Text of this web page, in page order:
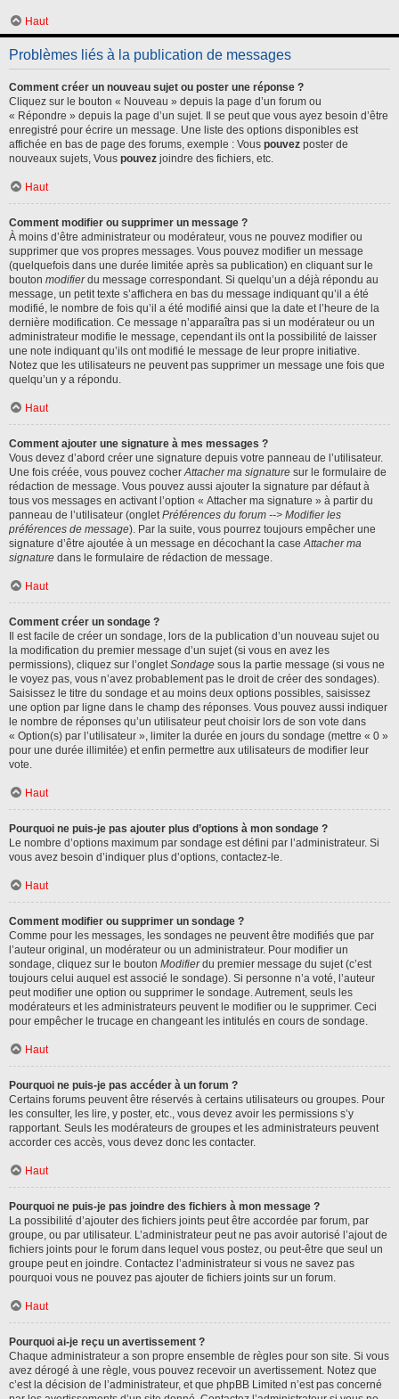
Haut
Problèmes liés à la publication de messages
Comment créer un nouveau sujet ou poster une réponse ?
Cliquez sur le bouton « Nouveau » depuis la page d’un forum ou
« Répondre » depuis la page d’un sujet. Il se peut que vous ayez besoin d’être
enregistré pour écrire un message. Une liste des options disponibles est
affichée en bas de page des forums, exemple : Vous pouvez poster de
nouveaux sujets, Vous pouvez joindre des fichiers, etc.
Haut
Comment modifier ou supprimer un message ?
À moins d’être administrateur ou modérateur, vous ne pouvez modifier ou
supprimer que vos propres messages. Vous pouvez modifier un message
(quelquefois dans une durée limitée après sa publication) en cliquant sur le
bouton modifierdu message correspondant. Si quelqu’un a déjà répondu au
message, un petit texte s’affichera en bas du message indiquant qu’il a été
modifié, le nombre de fois qu’il a été modifié ainsi que la date et l’heure de la
dernière modification. Ce message n’apparaîtra pas si un modérateur ou un
administrateur modifie le message, cependant ils ont la possibilité de laisser
une note indiquant qu’ils ont modifié le message de leur propre initiative.
Notez que les utilisateurs ne peuvent pas supprimer un message une fois que
quelqu’un y a répondu.
Haut
Comment ajouter une signature à mes messages ?
Vous devez d’abord créer une signature depuis votre panneau de l’utilisateur.
Une fois créée, vous pouvez cocherAttacher ma signature sur le formulaire de
rédaction de message. Vous pouvez aussi ajouter la signature par défaut à
tous vos messages en activant l’option « Attacher ma signature » à partir du
panneau de l’utilisateur (ongletPréférences du forum --> Modifier les
préférences de message). Par la suite, vous pourrez toujours empêcher une
signature d’être ajoutée à un message en décochant la caseAttacher ma
signature dans le formulaire de rédaction de message.
Haut
Comment créer un sondage ?
Il est facile de créer un sondage, lors de la publication d’un nouveau sujet ou
la modification du premier message d’un sujet (si vous en avez les
permissions), cliquez sur l’ongletSondage sous la partie message (si vous ne
le voyez pas, vous n’avez probablement pas le droit de créer des sondages).
Saisissez le titre du sondage et au moins deux options possibles, saisissez
une option par ligne dans le champ des réponses. Vous pouvez aussi indiquer
le nombre de réponses qu’un utilisateur peut choisir lors de son vote dans
« Option(s) par l’utilisateur », limiter la durée en jours du sondage (mettre « 0 »
pour une durée illimitée) et enfin permettre aux utilisateurs de modifier leur
vote.
Haut
Pourquoi ne puis-je pas ajouter plus d’options à mon sondage ?
Le nombre d’options maximum par sondage est défini par l’administrateur. Si
vous avez besoin d’indiquer plus d’options, contactez-le.
Haut
Comment modifier ou supprimer un sondage ?
Comme pour les messages, les sondages ne peuvent être modifiés que par
l’auteur original, un modérateur ou un administrateur. Pour modifier un
sondage, cliquez sur le bouton Modifierdu premier message du sujet (c’est
toujours celui auquel est associé le sondage). Si personne n’a voté, l’auteur
peut modifier une option ou supprimer le sondage. Autrement, seuls les
modérateurs et les administrateurs peuvent le modifier ou le supprimer. Ceci
pour empêcher le trucage en changeant les intitulés en cours de sondage.
Haut
Pourquoi ne puis-je pas accéder à un forum ?
Certains forums peuvent être réservés à certains utilisateurs ou groupes. Pour
les consulter, les lire, y poster, etc., vous devez avoir les permissions s’y
rapportant. Seuls les modérateurs de groupes et les administrateurs peuvent
accorder ces accès, vous devez donc les contacter.
Haut
Pourquoi ne puis-je pas joindre des fichiers à mon message ?
La possibilité d’ajouter des fichiers joints peut être accordée par forum, par
groupe, ou par utilisateur. L’administrateur peut ne pas avoir autorisé l’ajout de
fichiers joints pour le forum dans lequel vous postez, ou peut-être que seul un
groupe peut en joindre. Contactez l’administrateur si vous ne savez pas
pourquoi vous ne pouvez pas ajouter de fichiers joints sur un forum.
Haut
Pourquoi ai-je reçu un avertissement ?
Chaque administrateur a son propre ensemble de règles pour son site. Si vous
avez dérogé à une règle, vous pouvez recevoir un avertissement. Notez que
c’est la décision de l’administrateur, et que phpBB Limited n’est pas concerné